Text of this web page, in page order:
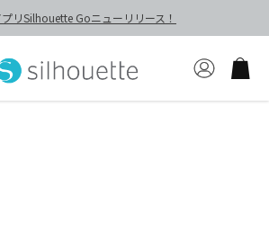
リSilhouette Goニューリリース！